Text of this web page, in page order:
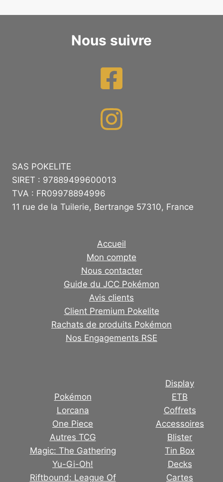
Nous suivre
SAS POKELITE
SIRET : 97889499600013
TVA : FR09978894996
11 rue de la Tuilerie, Bertrange 57310, France
Accueil
Mon compte
Nous contacter
Guide du JCC Pokémon
Avis clients
Client Premium Pokelite
Rachats de produits Pokémon
Nos Engagements RSE
Pokémon
Lorcana
One Piece
Autres TCG
Magic: The Gathering
Yu-Gi-Oh!
Riftbound: League Of
Display
ETB
Coffrets
Accessoires
Blister
Tin Box
Decks
Cartes